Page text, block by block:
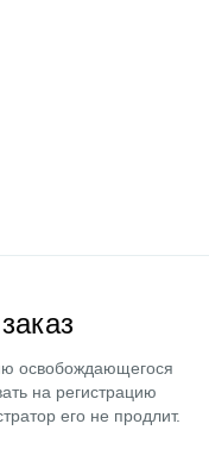
освобождающегося
на регистрацию
его не продлит.